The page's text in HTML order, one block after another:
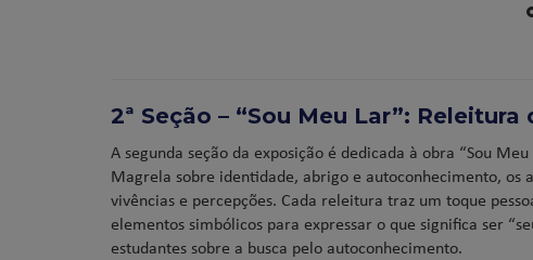
2ª Seção – “Sou Meu Lar”:
A segunda seção da exposição é dedicada à obra “Sou
Magrela sobre identidade, abrigo e autoconhecimento, os
vivências e percepções. Cada releitura traz um toque
elementos simbólicos para expressar o que significa ser
estudantes sobre a busca pelo autoconhecimento.